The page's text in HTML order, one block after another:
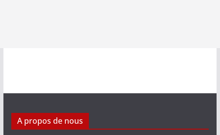
A propos de nous